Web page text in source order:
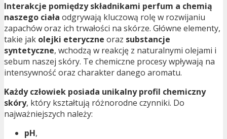
Interakcje pomiędzy składnikami perfum a chemią
naszego ciała odgrywają kluczową rolę w rozwijaniu
zapachów oraz ich trwałości na skórze. Główne elementy,
takie jak olejki eteryczne oraz substancje
syntetyczne, wchodzą w reakcję z naturalnymi olejami i
sebum naszej skóry. Te chemiczne procesy wpływają na
intensywność oraz charakter danego aromatu.
Każdy człowiek posiada unikalny profil chemiczny
skóry, który kształtują różnorodne czynniki. Do
najważniejszych należy:
pH,